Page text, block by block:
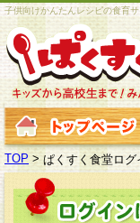
子供向けかんたんレシピの食育サ
TOP > ぱくすく食堂ログ